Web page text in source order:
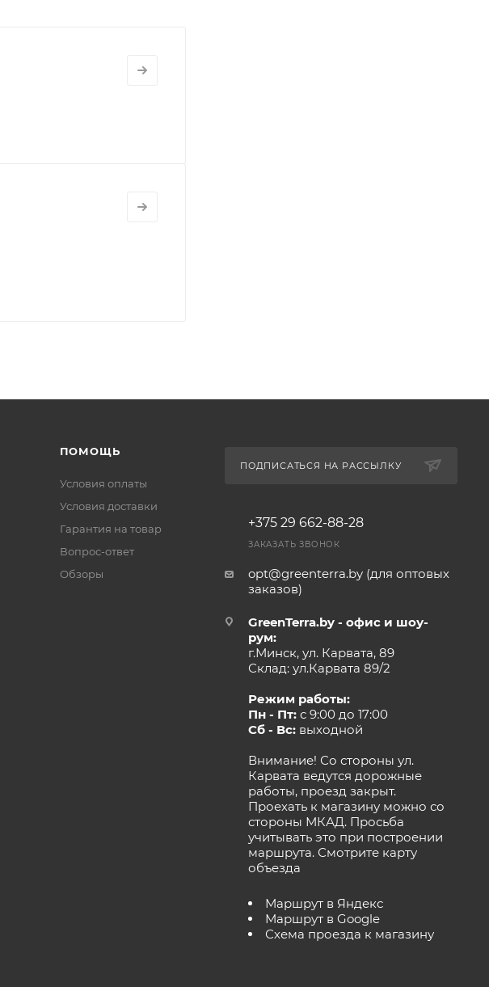
ПОМОЩЬ
Условия оплаты
Условия доставки
Гарантия на товар
Вопрос-ответ
Обзоры
ПОДПИСАТЬСЯ НА РАССЫЛКУ
+375 29 662-88-28
ЗАКАЗАТЬ ЗВОНОК
opt@greenterra.by (для оптовых
заказов)
GreenTerra.by - офис и шоу-
рум:
г.Минск, ул. Карвата, 89
Склад: ул.Карвата 89/2
Режим работы:
Пн - Пт:с 9:00 до 17:00
Сб - Вс:выходной
Внимание! Со стороны ул.
Карвата ведутся дорожные
работы, проезд закрыт.
Проехать к магазину можно со
стороны МКАД. Просьба
учитывать это при построении
маршрута. Смотрите карту
объезда
Маршрут в Яндекс
Маршрут в Google
Схема проезда к магазину